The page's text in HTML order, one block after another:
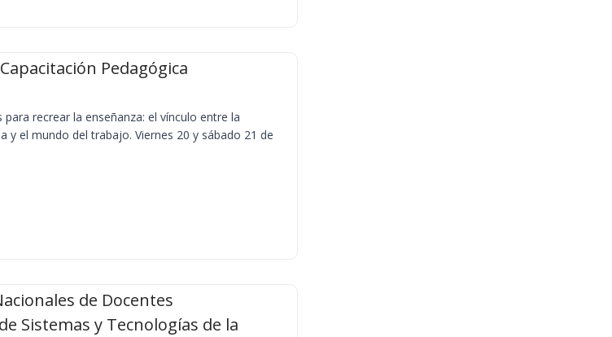
Pedagógica
recrear la enseñanza: el vínculo entre la
y el mundo del trabajo. Viernes 20 y sábado 21 de
de Docentes
Sistemas y Tecnologías de la